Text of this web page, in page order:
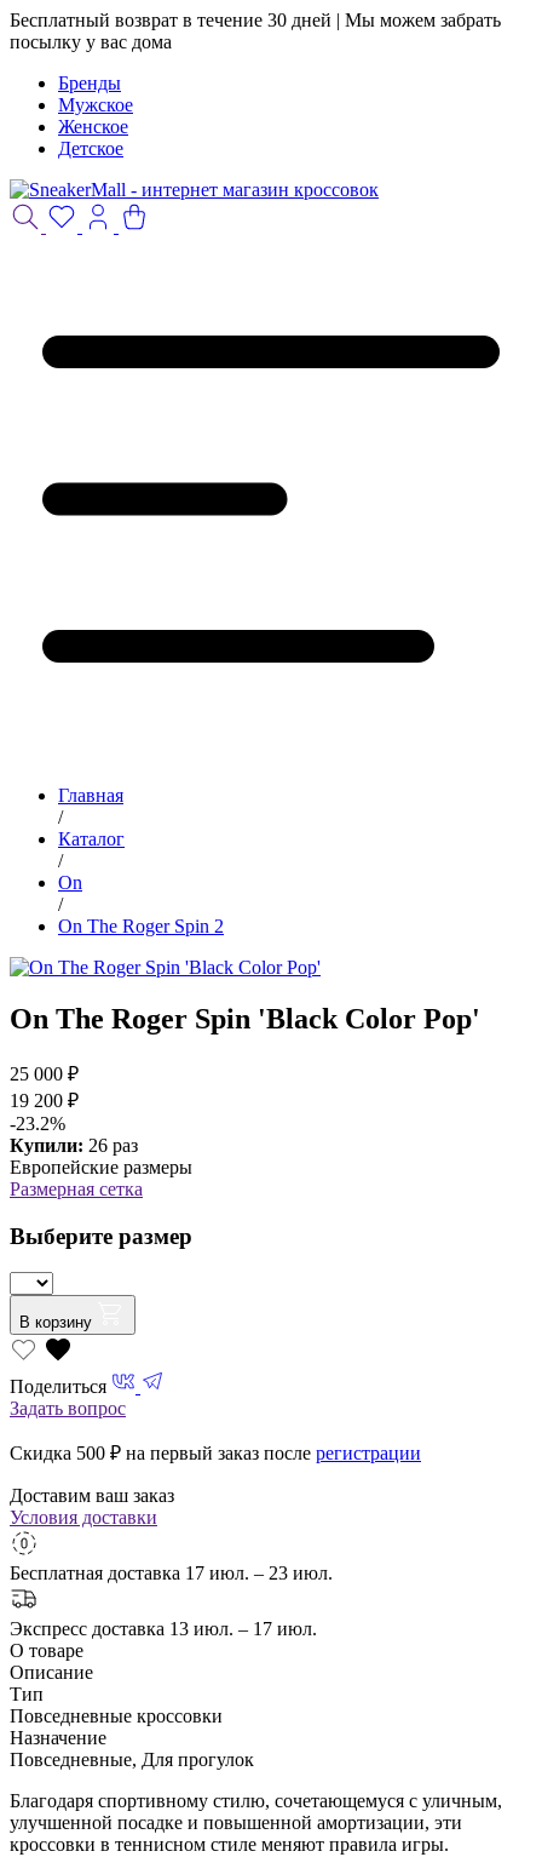
Бесплатный возврат в течение 30 дней | Мы можем забрать
посылку у вас дома
Бренды
Мужское
Женское
Детское
Главная
/
Каталог
/
On
/
On The Roger Spin 2
On The Roger Spin 'Black Color Pop'
25 000 ₽
19 200 ₽
-23.2%
Купили: 26 раз
Европейские размеры
Размерная сетка
Выберите размер
В корзину
Поделиться
Задать вопрос
Скидка 500 ₽ на первый заказ после регистрации
Доставим ваш заказ
Условия доставки
Бесплатная доставка 17 июл. – 23 июл.
Экспресс доставка 13 июл. – 17 июл.
О товаре
Описание
Тип
Повседневные кроссовки
Назначение
Повседневные, Для прогулок
Благодаря спортивному стилю, сочетающемуся с уличным,
улучшенной посадке и повышенной амортизации, эти
кроссовки в теннисном стиле меняют правила игры.